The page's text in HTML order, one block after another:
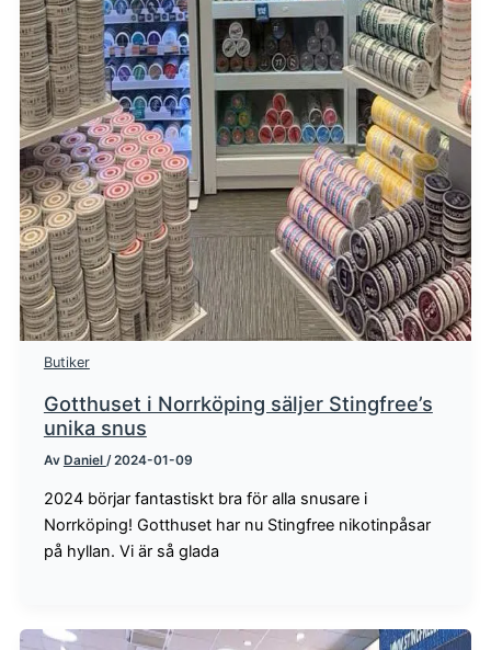
Butiker
Gotthuset i Norrköping säljer Stingfree’s
unika snus
Av Daniel /2024-01-09
2024 börjar fantastiskt bra för alla snusare i
Norrköping! Gotthuset har nu Stingfree nikotinpåsar
på hyllan. Vi är så glada